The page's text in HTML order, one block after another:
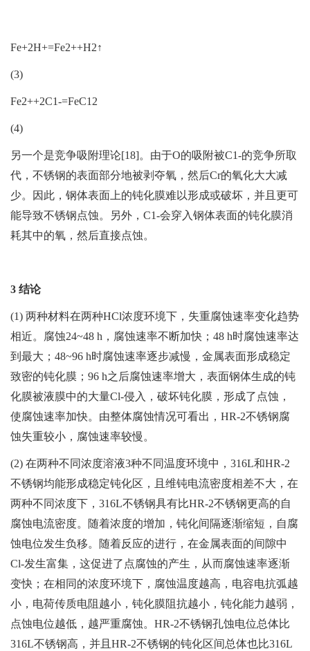
Fe+2H+=Fe2++H2↑
(3)
Fe2++2C1-=FeC12
(4)
另一个是竞争吸附理论[18]。由于O的吸附被C1-的竞争所取
代，不锈钢的表面部分地被剥夺氧，然后Cr的氧化大大减
少。因此，钢体表面上的钝化膜难以形成或破坏，并且更可
能导致不锈钢点蚀。另外，C1-会穿入钢体表面的钝化膜消
耗其中的氧，然后直接点蚀。
3 结论
(1) 两种材料在两种HCl浓度环境下，失重腐蚀速率变化趋势
相近。腐蚀24~48 h，腐蚀速率不断加快；48 h时腐蚀速率达
到最大；48~96 h时腐蚀速率逐步减慢，金属表面形成稳定
致密的钝化膜；96 h之后腐蚀速率增大，表面钢体生成的钝
化膜被液膜中的大量Cl-侵入，破坏钝化膜，形成了点蚀，
使腐蚀速率加快。由整体腐蚀情况可看出，HR-2不锈钢腐
蚀失重较小，腐蚀速率较慢。
(2) 在两种不同浓度溶液3种不同温度环境中，316L和HR-2
不锈钢均能形成稳定钝化区，且维钝电流密度相差不大，在
两种不同浓度下，316L不锈钢具有比HR-2不锈钢更高的自
腐蚀电流密度。随着浓度的增加，钝化间隔逐渐缩短，自腐
蚀电位发生负移。随着反应的进行，在金属表面的间隙中
Cl-发生富集，这促进了点腐蚀的产生，从而腐蚀速率逐渐
变快；在相同的浓度环境下，腐蚀温度越高，电容电抗弧越
小，电荷传质电阻越小，钝化膜阻抗越小，钝化能力越弱，
点蚀电位越低，越严重腐蚀。HR-2不锈钢孔蚀电位总体比
316L不锈钢高，并且HR-2不锈钢的钝化区间总体也比316L